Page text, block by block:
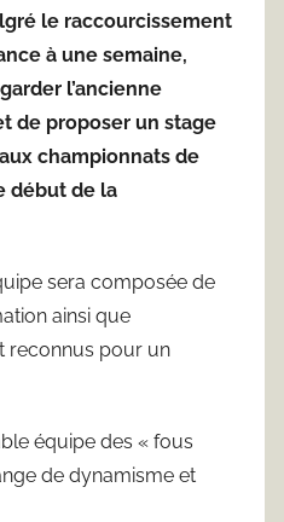
le raccourcissement
à une semaine,
l’ancienne
de proposer un stage
championnats de
début de la
sera composée de
ainsi que
reconnus pour un
équipe des « fous
de dynamisme et